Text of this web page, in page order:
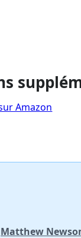
Amazon
Matthew